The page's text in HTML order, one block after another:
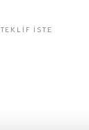
TEKLIF ISTE